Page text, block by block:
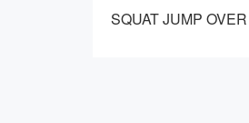
SQUAT JUMP